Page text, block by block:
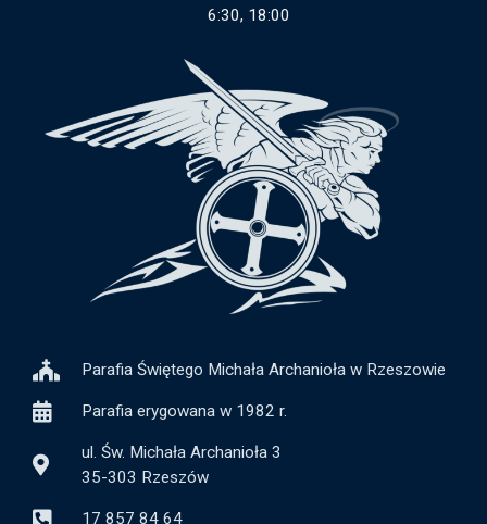
Parafia Świętego Michała Archanioła w Rzeszowie
Parafia erygowana w 1982 r.
ul. Św. Michała Archanioła 3
35-303 Rzeszów
17 857 84 64
6:30, 18:00